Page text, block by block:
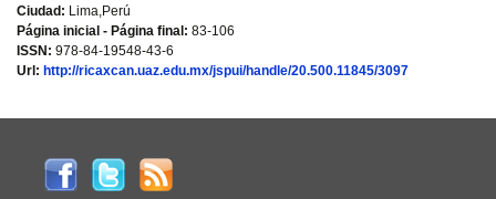
Ciudad: Lima,Perú
Página inicial - Página final: 83-106
ISSN: 978-84-19548-43-6
Url: http://ricaxcan.uaz.edu.mx/jspui/handle/20.500.11845/3097